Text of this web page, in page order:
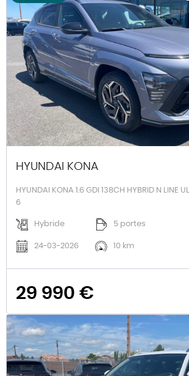
HYUNDAI KONA
HYUNDAI KONA 1.6 GDI 138CH HYBRID N LINE
6
Hybride 5 portes
24-03-2026 10 km
29 990 €